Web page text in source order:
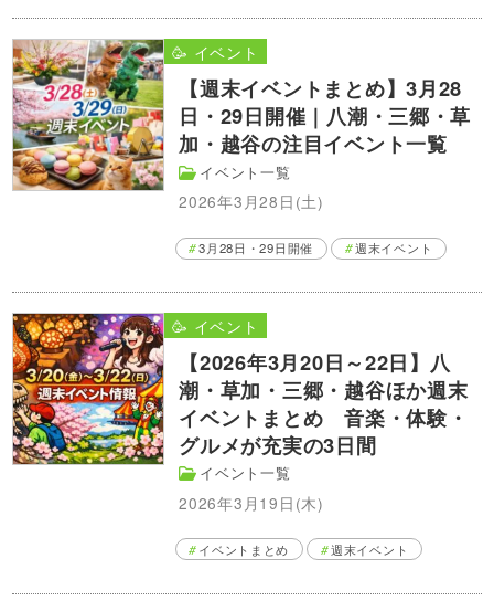
【週末イベントまとめ】3月28
日・29日開催｜八潮・三郷・草
加・越谷の注目イベント一覧
イベント一覧
2026年3月28日(土)
🥳 イベント
3月28日・29日開催 週末イベント
【2026年3月20日～22日】八
潮・草加・三郷・越谷ほか週末
イベントまとめ 音楽・体験・
グルメが充実の3日間
イベント一覧
2026年3月19日(木)
🥳 イベント
イベントまとめ 週末イベント